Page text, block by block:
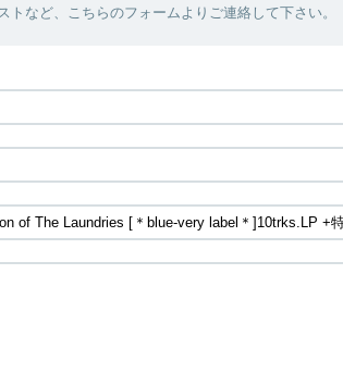
など、こちらのフォームよりご連絡して下さい。